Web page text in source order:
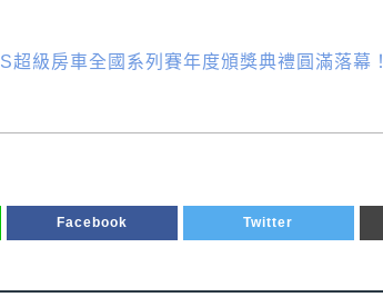
超級房車全國系列賽年度頒獎典禮圓滿落幕！
Facebook Twitter